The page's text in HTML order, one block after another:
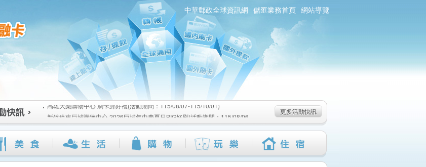
中華郵政全球資訊網 儲匯業務首頁 網站導覽
高雄大樂購物中心 刷卡郵好禮(活動期間：115/08/07-115/10/01)
新竹遠東巨城購物中心 2026巨城年中慶夏日BIG好刷(活動期間：115/08/06-
115/08/26)
臺北三創生活 有點東西第2波 刷卡郵好禮(活動期間：115/08/06-115/09/02)
高雄大樂購物中心 刷卡郵好禮(活動期間：115/08/07-115/10/01)
新竹遠東巨城購物中心 2026巨城年中慶夏日BIG好刷(活動期間：115/08/06-
115/08/26)
臺北三創生活 有點東西第2波 刷卡郵好禮(活動期間：115/08/06-115/09/02)
更多活動快訊